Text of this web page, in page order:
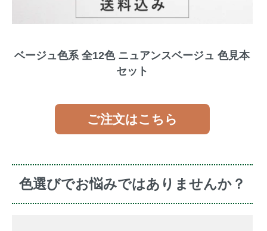
ベージュ色系 全12色 ニュアンスベージュ 色見本
セット
ご注文はこちら
色選びでお悩みではありませんか？